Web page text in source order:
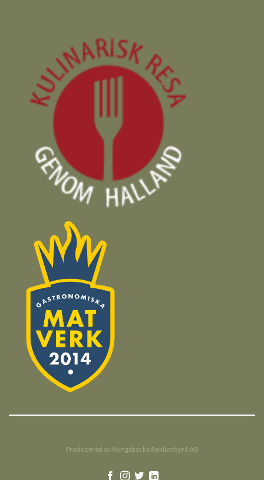
Producerad av Kungsbacka Reklambyrå AB